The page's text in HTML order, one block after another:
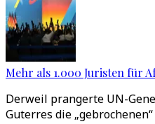
Mehr als 1.000 Juristen für
Derweil prangerte UN-
Guterres die